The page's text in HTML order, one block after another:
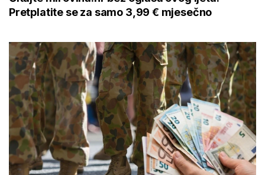
Pretplatite se za samo 3,99 € mjesečno